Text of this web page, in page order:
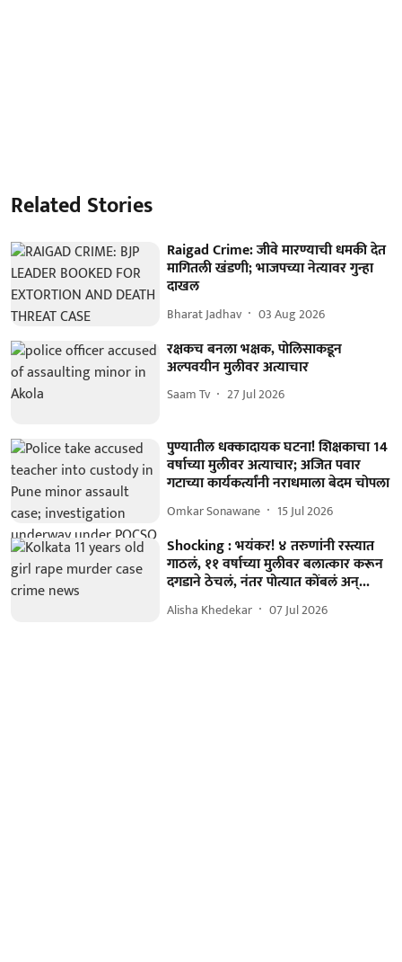
Related Stories
Raigad Crime: जीवे मारण्याची धमकी देत
मागितली खंडणी; भाजपच्या नेत्यावर गुन्हा
दाखल
Bharat Jadhav 03 Aug 2026
रक्षकच बनला भक्षक, पोलिसाकडून
अल्पवयीन मुलीवर अत्याचार
Saam Tv 27 Jul 2026
पुण्यातील धक्कादायक घटना! शिक्षकाचा 14
वर्षाच्या मुलीवर अत्याचार; अजित पवार
गटाच्या कार्यकर्त्यांनी नराधमाला बेदम चोपला
Omkar Sonawane 15 Jul 2026
Shocking : भयंकर! ४ तरुणांनी रस्त्यात
गाठलं, ११ वर्षाच्या मुलीवर बलात्कार करून
दगडाने ठेचलं, नंतर पोत्यात कोंबलं अन्...
Alisha Khedekar 07 Jul 2026